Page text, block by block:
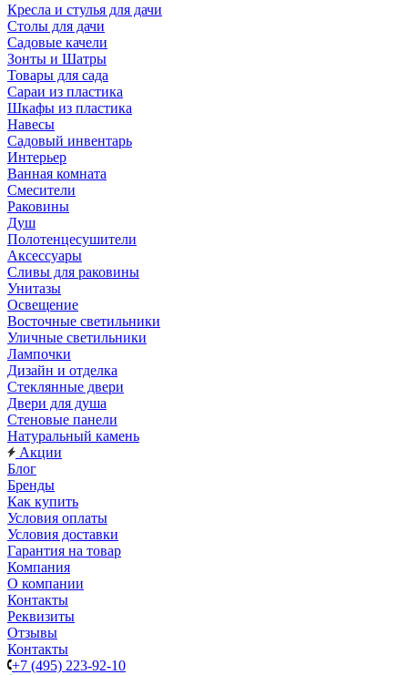
Кресла и стулья для дачи
Столы для дачи
Садовые качели
Зонты и Шатры
Товары для сада
Сараи из пластика
Шкафы из пластика
Навесы
Садовый инвентарь
Интерьер
Ванная комната
Смесители
Раковины
Душ
Полотенцесушители
Аксессуары
Сливы для раковины
Унитазы
Освещение
Восточные светильники
Уличные светильники
Лампочки
Дизайн и отделка
Стеклянные двери
Двери для душа
Стеновые панели
Натуральный камень
Акции
Блог
Бренды
Как купить
Условия оплаты
Условия доставки
Гарантия на товар
Компания
О компании
Контакты
Реквизиты
Отзывы
Контакты
+7 (495) 223-92-10